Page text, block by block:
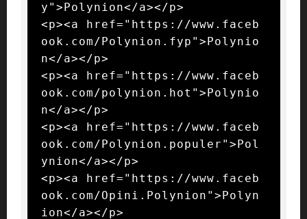
y">Polynion</a></p>
<p><a href="https://www.faceb
ook.com/Polynion.fyp">Polynio
n</a></p>
<p><a href="https://www.faceb
ook.com/polynion.hot">Polynio
n</a></p>
<p><a href="https://www.faceb
ook.com/Polynion.populer">Pol
ynion</a></p>
<p><a href="https://www.faceb
ook.com/Opini.Polynion">Polyn
ion</a></p>